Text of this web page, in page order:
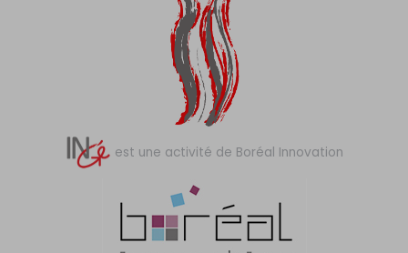
est une activité de Boréal Innovation